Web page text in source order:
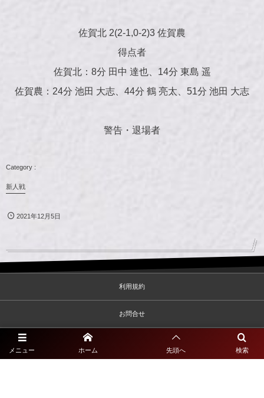
佐賀北 2(2-1,0-2)3 佐賀農
得点者
佐賀北：8分 田中 達也、14分 東島 遥
佐賀農：24分 池田 大志、44分 鶴 亮太、51分 池田 大志
警告・退場者
新人戦
2021年12月5日
メニュー 検索
ホーム 先頭へ
利用規約
お問合せ